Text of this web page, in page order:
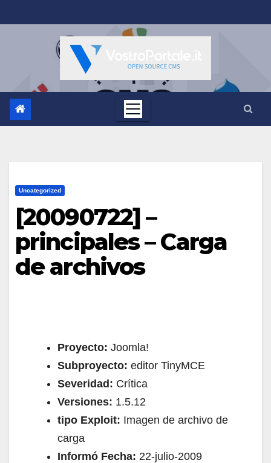
al
Uncategorized
[20090722] –
principales – Carga
de archivos
Proyecto: Joomla!
Subproyecto: editor TinyMCE
Severidad: Crítica
Versiones: 1.5.12
tipo Exploit: Imagen de archivo de
carga
Informó Fecha: 22-julio-2009